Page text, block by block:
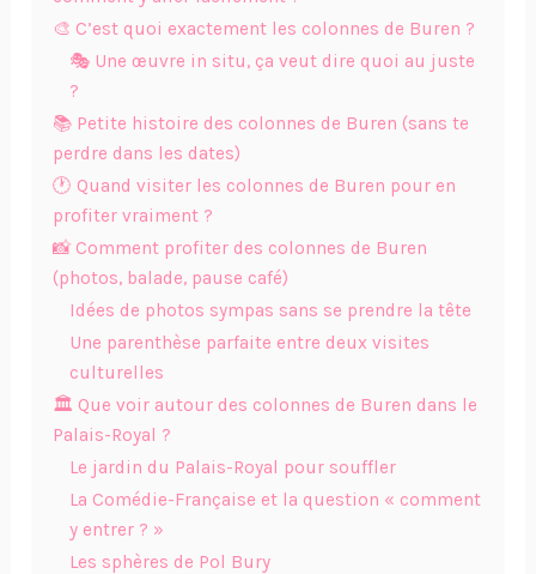
🎨 C’est quoi exactement les colonnes de Buren ?
🎭 Une œuvre in situ, ça veut dire quoi au juste
?
📚 Petite histoire des colonnes de Buren (sans te
perdre dans les dates)
🕐 Quand visiter les colonnes de Buren pour en
profiter vraiment ?
📸 Comment profiter des colonnes de Buren
(photos, balade, pause café)
Idées de photos sympas sans se prendre la tête
Une parenthèse parfaite entre deux visites
culturelles
🏛 Que voir autour des colonnes de Buren dans le
Palais-Royal ?
Le jardin du Palais-Royal pour souffler
La Comédie-Française et la question « comment
y entrer ? »
Les sphères de Pol Bury